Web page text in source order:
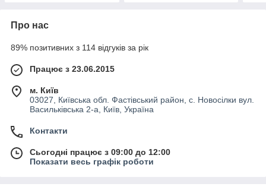
Про нас
89% позитивних з 114 відгуків за рік
Працює з 23.06.2015
м. Київ
03027, Київська обл. Фастівський район, с. Новосілки вул.
Васильківська 2-а, Київ, Україна
Контакти
Сьогодні працює з 09:00 до 12:00
Показати весь графік роботи